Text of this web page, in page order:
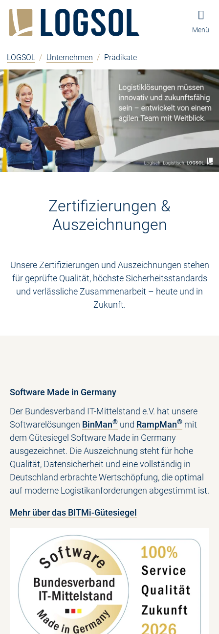
Menü
LOGSOL / Unternehmen / Prädikate
Zertifizierungen &
Auszeichnungen
Unsere Zertifizierungen und Auszeichnungen stehen
für geprüfte Qualität, höchste Sicherheitsstandards
und verlässliche Zusammenarbeit – heute und in
Zukunft.
Software Made in Germany
Der Bundesverband IT-Mittelstand e.V. hat unsere
Softwarelösungen BinMan® und RampMan® mit
dem Gütesiegel Software Made in Germany
ausgezeichnet. Die Auszeichnung steht für hohe
Qualität, Datensicherheit und eine vollständig in
Deutschland erbrachte Wertschöpfung, die optimal
auf moderne Logistikanforderungen abgestimmt ist.
Mehr über das BITMi-Gütesiegel